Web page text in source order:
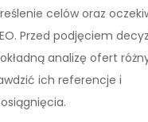
celów oraz
Przed podjęciem
analizę ofert
ich referencje i